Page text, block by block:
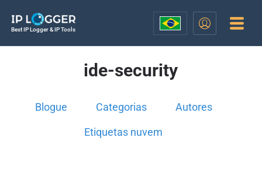
Best IP Logger & IP Tools
ide-security
Blogue Categorias Autores
Etiquetas nuvem